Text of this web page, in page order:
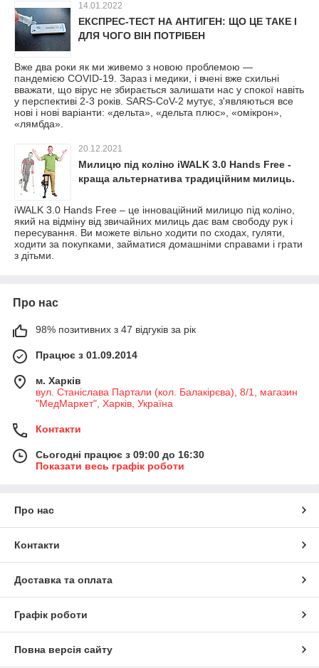
14.01.2022
ЕКСПРЕС-ТЕСТ НА АНТИГЕН: ЩО ЦЕ ТАКЕ І
ДЛЯ ЧОГО ВІН ПОТРІБЕН
Вже два роки як ми живемо з новою проблемою —
пандемією COVID-19. Зараз і медики, і вчені вже схильні
вважати, що вірус не збирається залишати нас у спокої навіть
у перспективі 2-3 років. SARS-CoV-2 мутує, з'являються все
нові і нові варіанти: «дельта», «дельта плюс», «омікрон»,
«лямбда».
20.12.2021
Милицю під коліно iWALK 3.0 Hands Free -
краща альтернатива традиційним милиць.
iWALK 3.0 Hands Free – це інноваційний милицю під коліно,
який на відміну від звичайних милиць дає вам свободу рук і
пересування. Ви можете вільно ходити по сходах, гуляти,
ходити за покупками, займатися домашніми справами і грати
з дітьми.
Про нас
98% позитивних з 47 відгуків за рік
Працює з 01.09.2014
м. Харків
вул. Станіслава Партали (кол. Балакірєва), 8/1, магазин
"МедМаркет", Харків, Україна
Контакти
Сьогодні працює з 09:00 до 16:30
Показати весь графік роботи
Про нас
Контакти
Доставка та оплата
Графік роботи
Повна версія сайту